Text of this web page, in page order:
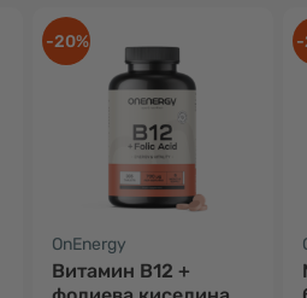
-20%
OnEnergy
Витамин В12 +
-